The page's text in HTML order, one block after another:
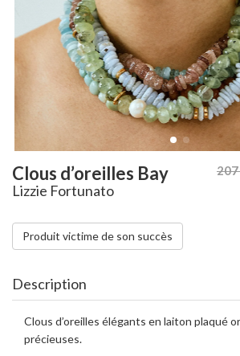
Clous d’oreilles Bay 207
Lizzie Fortunato
Produit victime de son succès
Description
Clous d’oreilles élégants en laiton plaqué
précieuses.